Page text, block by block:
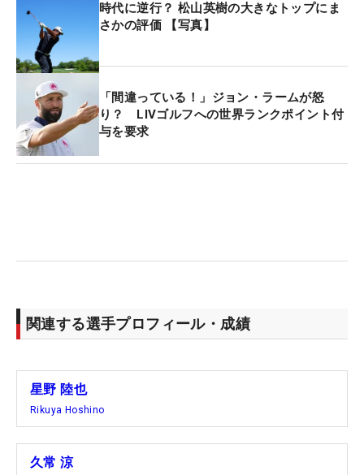
時代に逆行？ 松山英樹の大きなトップにま
さかの評価 【写真】
「間違っている！」ジョン・ラームが怒
り？ LIVゴルフへの世界ランクポイント付
与を要求
関連する選手プロフィール・成績
星野 陸也
Rikuya Hoshino
久常 涼